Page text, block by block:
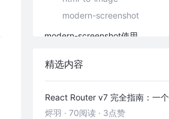
modern-screenshot
modern-screenshot使用
还有些坑
截图元素有滚动条导致图片截断
缩放后canvas元素模糊
精选内容
烬羽 · 70阅读 · 3点赞